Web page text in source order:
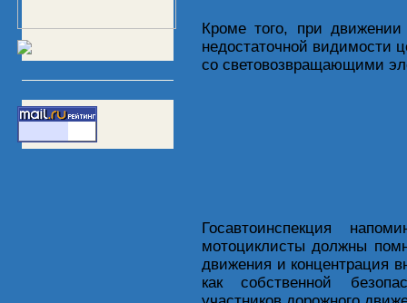
Кроме того, при
недостаточной видимости
со световозвращающими
Госавтоинспекция
мотоциклисты должны
движения и концентрация
как собственной